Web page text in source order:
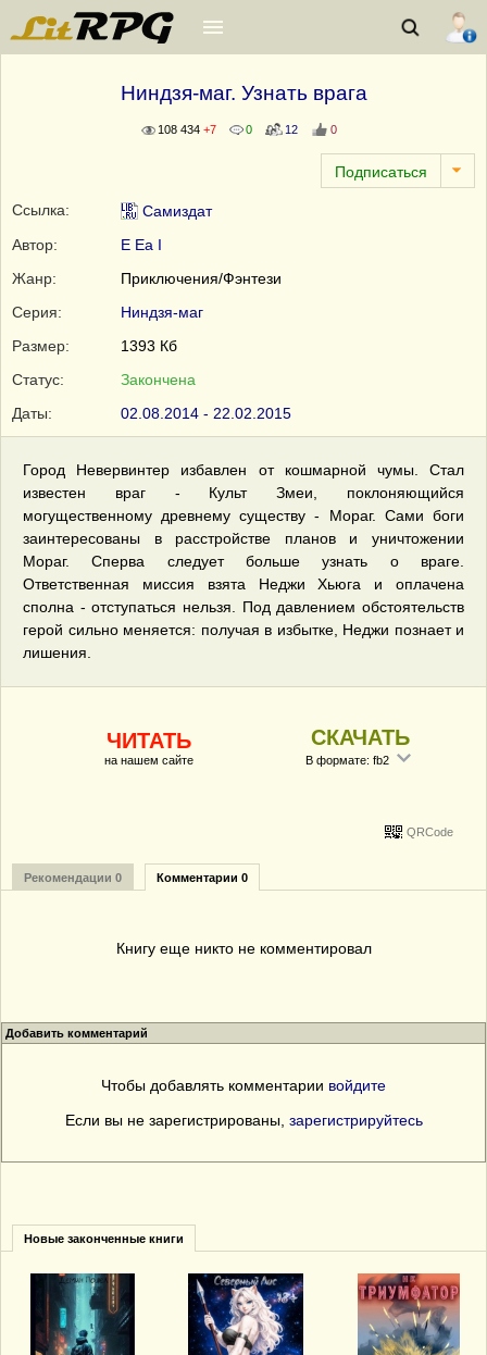
Ниндзя-маг. Узнать врага
108 434 +7 0 12 0
Ссылка:
Самиздат
Автор:
E Ea I
Жанр:
Приключения/Фэнтези
Серия:
Ниндзя-маг
Размер:
1393 Кб
Статус:
Закончена
Даты:
02.08.2014 - 22.02.2015
Город Невервинтер избавлен от кошмарной чумы. Стал
известен враг - Культ Змеи, поклоняющийся
могущественному древнему существу - Мораг. Сами боги
заинтересованы в расстройстве планов и уничтожении
Мораг. Сперва следует больше узнать о враге.
Ответственная миссия взята Неджи Хьюга и оплачена
сполна - отступаться нельзя. Под давлением обстоятельств
герой сильно меняется: получая в избытке, Неджи познает и
лишения.
ЧИТАТЬ
на нашем сайте
СКАЧАТЬ
В формате: fb2
QRCode
Рекомендации 0 Комментарии 0
Книгу еще никто не комментировал
Добавить комментарий
Чтобы добавлять комментарии войдите
Если вы не зарегистрированы, зарегистрируйтесь
Новые законченные книги